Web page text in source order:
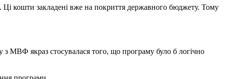
кошти закладені вже на покриття державного бюджету. Тому
з МВФ якраз стосувалася того, що програму було б логічно